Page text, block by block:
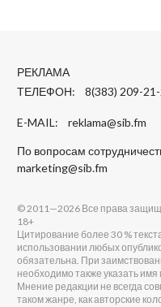
РЕКЛАМА
ТЕЛЕФОН: 8(383) 209-21-
E-MAIL: reklama@sib.fm
По вопросам
marketing@sib.fm
© 2011—2026 Все права
18+
Цитирование более 30 %
использовании любых
обязательна. При
необходимо также указать
Мнение редакции не всегда
таком жанре, как авторские